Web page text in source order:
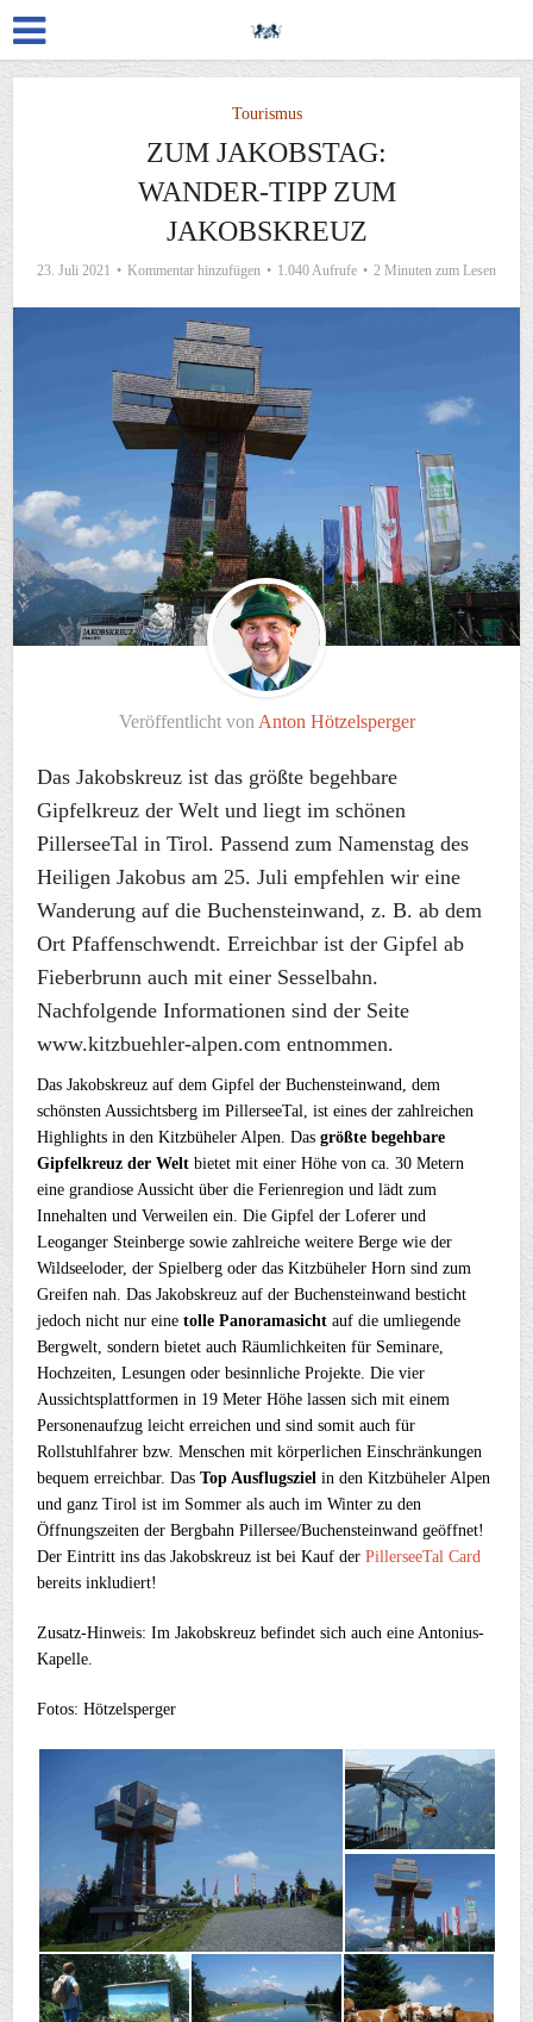
Tourismus
ZUM JAKOBSTAG:
WANDER-TIPP ZUM
JAKOBSKREUZ
23. Juli 2021 Kommentar hinzufügen 1.040 Aufrufe 2 Minuten zum Lesen
Veröffentlicht von Anton Hötzelsperger
Das Jakobskreuz ist das größte begehbare
Gipfelkreuz der Welt und liegt im schönen
PillerseeTal in Tirol. Passend zum Namenstag des
Heiligen Jakobus am 25. Juli empfehlen wir eine
Wanderung auf die Buchensteinwand, z. B. ab dem
Ort Pfaffenschwendt. Erreichbar ist der Gipfel ab
Fieberbrunn auch mit einer Sesselbahn.
Nachfolgende Informationen sind der Seite
www.kitzbuehler-alpen.com entnommen.
Das Jakobskreuz auf dem Gipfel der Buchensteinwand, dem
schönsten Aussichtsberg im PillerseeTal, ist eines der zahlreichen
Highlights in den Kitzbüheler Alpen. Dasgrößte begehbare
Gipfelkreuz der Welt bietet mit einer Höhe von ca. 30 Metern
eine grandiose Aussicht über die Ferienregion und lädt zum
Innehalten und Verweilen ein. Die Gipfel der Loferer und
Leoganger Steinberge sowie zahlreiche weitere Berge wie der
Wildseeloder, der Spielberg oder das Kitzbüheler Horn sind zum
Greifen nah. Das Jakobskreuz auf der Buchensteinwand besticht
jedoch nicht nur eine tolle Panoramasichtauf die umliegende
Bergwelt, sondern bietet auch Räumlichkeiten für Seminare,
Hochzeiten, Lesungen oder besinnliche Projekte. Die vier
Aussichtsplattformen in 19 Meter Höhe lassen sich mit einem
Personenaufzug leicht erreichen und sind somit auch für
Rollstuhlfahrer bzw. Menschen mit körperlichen Einschränkungen
bequem erreichbar. DasTop Ausflugsziel in den Kitzbüheler Alpen
und ganz Tirol ist im Sommer als auch im Winter zu den
Öffnungszeiten der Bergbahn Pillersee/Buchensteinwand geöffnet!
Der Eintritt ins das Jakobskreuz ist bei Kauf derPillerseeTal Card
bereits inkludiert!
Zusatz-Hinweis: Im Jakobskreuz befindet sich auch eine Antonius-
Kapelle.
Fotos: Hötzelsperger